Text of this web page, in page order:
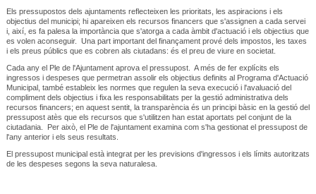
Els pressupostos dels ajuntaments reflecteixen les prioritats, les aspiracions i els
objectius del municipi; hi apareixen els recursos financers que s'assignen a cada servei
i, així, es fa palesa la importància que s'atorga a cada àmbit d'actuació i els objectius que
es volen aconseguir. Una part important del finançament prové dels impostos, les taxes
i els preus públics que es cobren als ciutadans: és el preu de viure en societat.
Cada any el Ple de l'Ajuntament aprova el pressupost. A més de fer explícits els
ingressos i despeses que permetran assolir els objectius definits al Programa d'Actuació
Municipal, també estableix les normes que regulen la seva execució i l'avaluació del
compliment dels objectius i fixa les responsabilitats per la gestió administrativa dels
recursos financers; en aquest sentit, la transparència és un principi bàsic en la gestió del
pressupost atès que els recursos que s'utilitzen han estat aportats pel conjunt de la
ciutadania. Per això, el Ple de l'ajuntament examina com s'ha gestionat el pressupost de
l'any anterior i els seus resultats.
El pressupost municipal està integrat per les previsions d'ingressos i els límits autoritzats
de les despeses segons la seva naturalesa.